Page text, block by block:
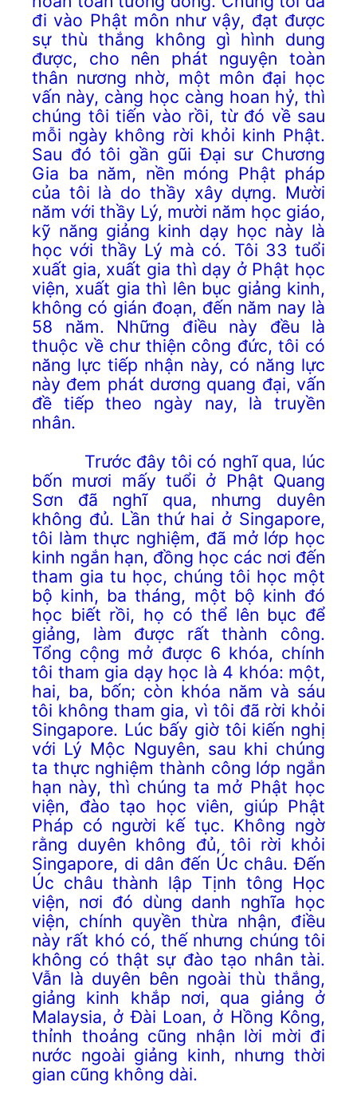
đi vào Phật môn như vậy, đạt được
sự thù thắng không gì hình dung
được, cho nên phát nguyện toàn
thân nương nhờ, một môn đại học
vấn này, càng học càng hoan hỷ, thì
chúng tôi tiến vào rồi, từ đó về sau
mỗi ngày không rời khỏi kinh Phật.
Sau đó tôi gần gũi Đại sư Chương
Gia ba năm, nền móng Phật pháp
của tôi là do thầy xây dựng. Mười
năm với thầy Lý, mười năm học giáo,
kỹ năng giảng kinh dạy học này là
học với thầy Lý mà có. Tôi 33 tuổi
xuất gia, xuất gia thì dạy ở Phật học
viện, xuất gia thì lên bục giảng kinh,
không có gián đoạn, đến năm nay là
58 năm. Những điều này đều là
thuộc về chư thiện công đức, tôi có
năng lực tiếp nhận này, có năng lực
này đem phát dương quang đại, vấn
đề tiếp theo ngày nay, là truyền
nhân.
Trước đây tôi có nghĩ qua, lúc
bốn mươi mấy tuổi ở Phật Quang
Sơn đã nghĩ qua, nhưng duyên
không đủ. Lần thứ hai ở Singapore,
tôi làm thực nghiệm, đã mở lớp học
kinh ngắn hạn, đồng học các nơi đến
tham gia tu học, chúng tôi học một
bộ kinh, ba tháng, một bộ kinh đó
học biết rồi, họ có thể lên bục để
giảng, làm được rất thành công.
Tổng cộng mở được 6 khóa, chính
tôi tham gia dạy học là 4 khóa: một,
hai, ba, bốn; còn khóa năm và sáu
tôi không tham gia, vì tôi đã rời khỏi
Singapore. Lúc bấy giờ tôi kiến nghị
với Lý Mộc Nguyên, sau khi chúng
ta thực nghiệm thành công lớp ngắn
hạn này, thì chúng ta mở Phật học
viện, đào tạo học viên, giúp Phật
Pháp có người kế tục. Không ngờ
rằng duyên không đủ, tôi rời khỏi
Singapore, di dân đến Úc châu. Đến
Úc châu thành lập Tịnh tông Học
viện, nơi đó dùng danh nghĩa học
viện, chính quyền thừa nhận, điều
này rất khó có, thế nhưng chúng tôi
không có thật sự đào tạo nhân tài.
Vẫn là duyên bên ngoài thù thắng,
giảng kinh khắp nơi, qua giảng ở
Malaysia, ở Đài Loan, ở Hồng Kông,
thỉnh thoảng cũng nhận lời mời đi
nước ngoài giảng kinh, nhưng thời
gian cũng không dài.